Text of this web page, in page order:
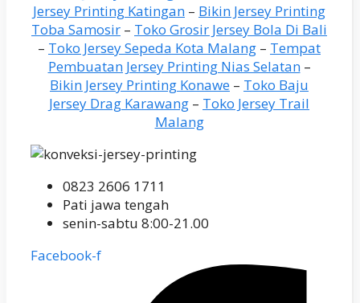
Jersey Printing Katingan – Bikin Jersey Printing
Toba Samosir – Toko Grosir Jersey Bola Di Bali
– Toko Jersey Sepeda Kota Malang – Tempat
Pembuatan Jersey Printing Nias Selatan–
Bikin Jersey Printing Konawe – Toko Baju
Jersey Drag Karawang – Toko Jersey Trail
Malang
0823 2606 1711
Pati jawa tengah
senin-sabtu 8:00-21.00
Facebook-f